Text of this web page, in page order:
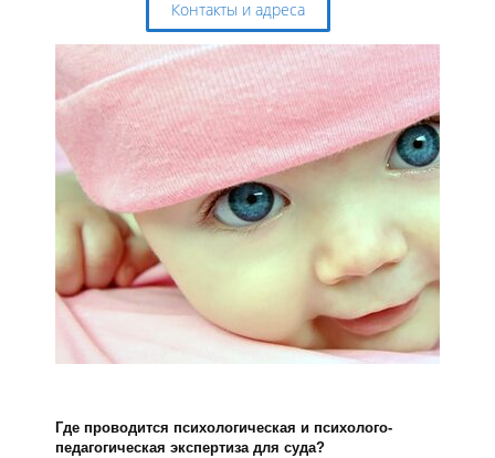
Контакты и адреса
Где проводится психологическая и психолого-
педагогическая экспертиза для суда?